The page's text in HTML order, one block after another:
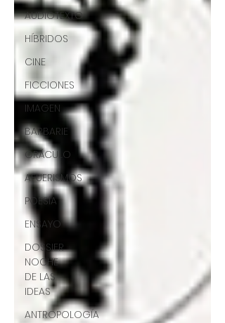
AUDIOTEXTO
HÍBRIDOS
CINE
FICCIONES
IMAGEN
BARBARIE
ORÁCULO
AFUERISMOS
POESÍA
ENSAYO
DOSSIER
NOCHE
DE LAS
IDEAS
ANTROPOLOGÍA